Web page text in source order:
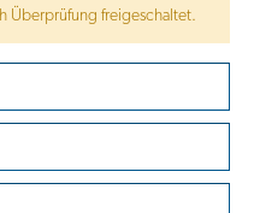
Überprüfung freigeschaltet.